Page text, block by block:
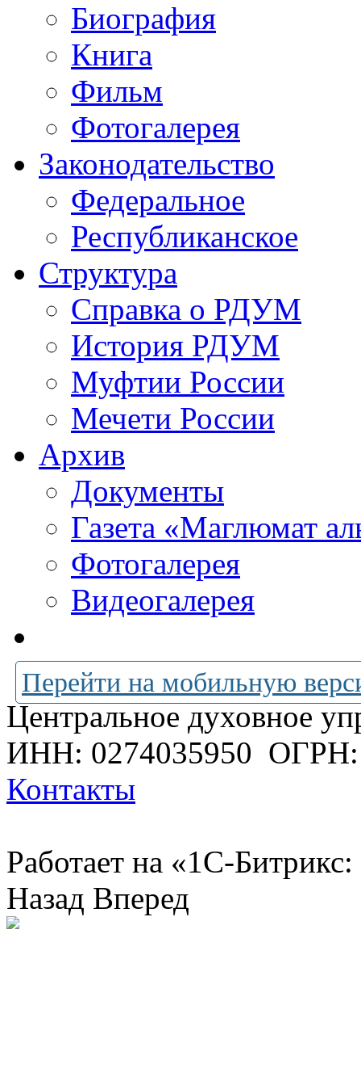
Биография
Книга
Фильм
Фотогалерея
Законодательство
Федеральное
Республиканское
Структура
Справка о РДУМ
История РДУМ
Муфтии России
Мечети России
Архив
Документы
Газета «Маглюмат
Фотогалерея
Видеогалерея
Перейти на мобильную
Центральное духовное
ИНН: 0274035950 ОГРН:
Контакты
Работает на «1С-
Назад Вперед